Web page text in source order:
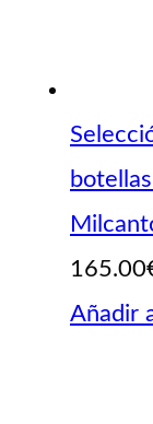
165.00
Añadir